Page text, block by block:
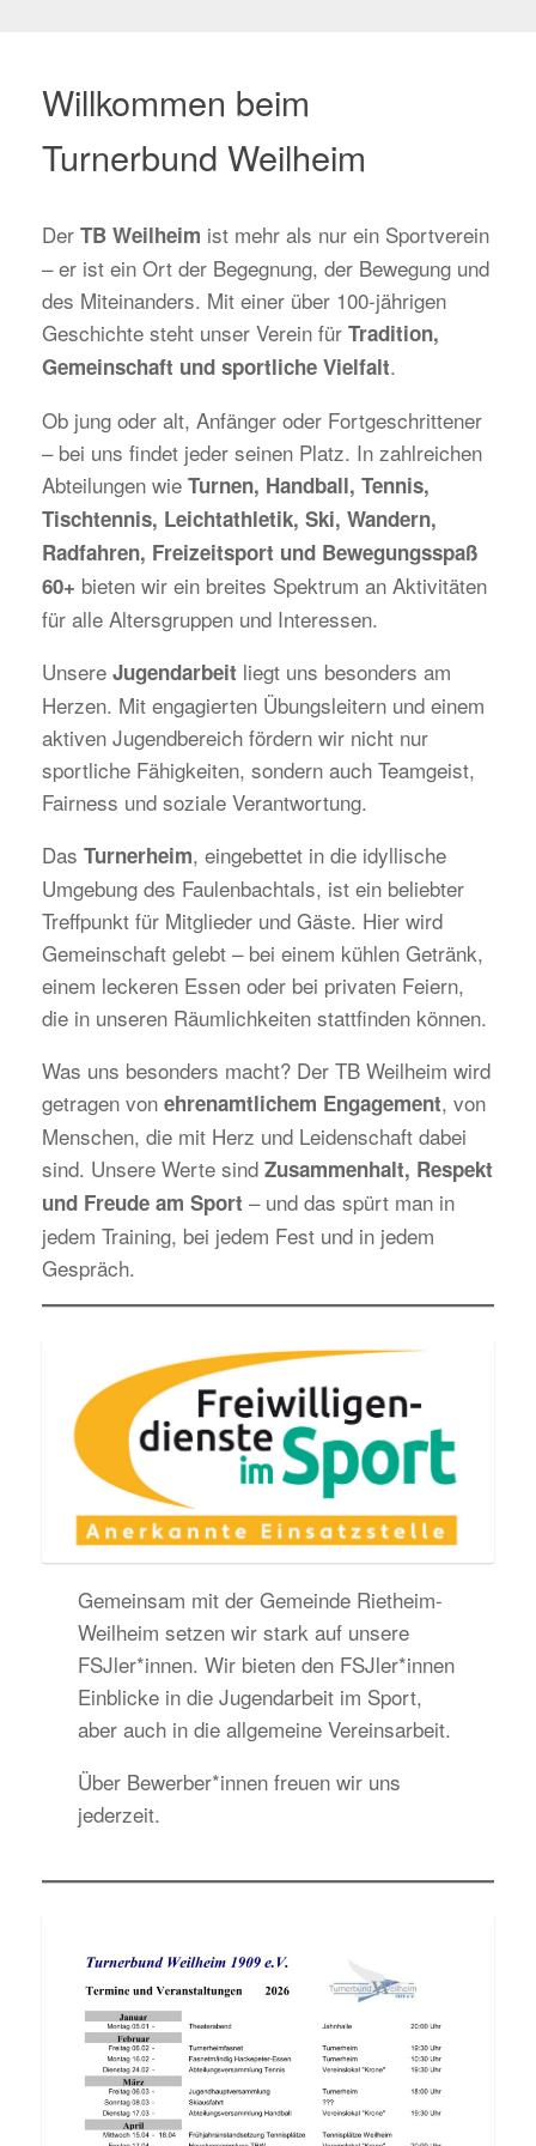
Willkommen beim
Turnerbund Weilheim
Der TB Weilheim ist mehr als nur ein Sportverein
– er ist ein Ort der Begegnung, der Bewegung und
des Miteinanders. Mit einer über 100-jährigen
Geschichte steht unser Verein für Tradition,
Gemeinschaft und sportliche Vielfalt.
Ob jung oder alt, Anfänger oder Fortgeschrittener
– bei uns findet jeder seinen Platz. In zahlreichen
Abteilungen wie Turnen, Handball, Tennis,
Tischtennis, Leichtathletik, Ski, Wandern,
Radfahren, Freizeitsport und Bewegungsspaß
60+ bieten wir ein breites Spektrum an Aktivitäten
für alle Altersgruppen und Interessen.
Unsere Jugendarbeit liegt uns besonders am
Herzen. Mit engagierten Übungsleitern und einem
aktiven Jugendbereich fördern wir nicht nur
sportliche Fähigkeiten, sondern auch Teamgeist,
Fairness und soziale Verantwortung.
Das Turnerheim, eingebettet in die idyllische
Umgebung des Faulenbachtals, ist ein beliebter
Treffpunkt für Mitglieder und Gäste. Hier wird
Gemeinschaft gelebt – bei einem kühlen Getränk,
einem leckeren Essen oder bei privaten Feiern,
die in unseren Räumlichkeiten stattfinden können.
Was uns besonders macht? Der TB Weilheim wird
getragen von ehrenamtlichem Engagement, von
Menschen, die mit Herz und Leidenschaft dabei
sind. Unsere Werte sind Zusammenhalt, Respekt
und Freude am Sport – und das spürt man in
jedem Training, bei jedem Fest und in jedem
Gespräch.
Gemeinsam mit der Gemeinde Rietheim-
Weilheim setzen wir stark auf unsere
FSJler*innen. Wir bieten den FSJler*innen
Einblicke in die Jugendarbeit im Sport,
aber auch in die allgemeine Vereinsarbeit.
Über Bewerber*innen freuen wir uns
jederzeit.